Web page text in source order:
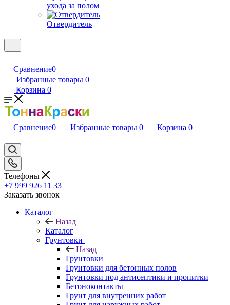
ухода за полом
Отвердитель
Сравнение0
Избранные товары 0
Корзина 0
Сравнение0 Избранные товары 0 Корзина 0
Телефоны
+7 999 926 11 33
Заказать звонок
Каталог
Назад
Каталог
Грунтовки
Назад
Грунтовки
Грунтовки для бетонных полов
Грунтовки под антисептики и пропитки
Бетоноконтакты
Грунт для внутренних работ